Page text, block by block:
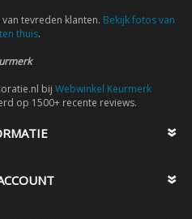
tevreden klanten. Bekijk fotos van
thuis.
bij Webwinkel Keurmerk
op 1500+ recente reviews.